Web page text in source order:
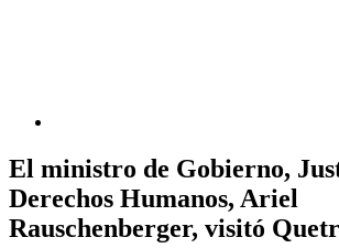
El ministro de Gobierno,
Derechos Humanos, Ariel
Rauschenberger, visitó